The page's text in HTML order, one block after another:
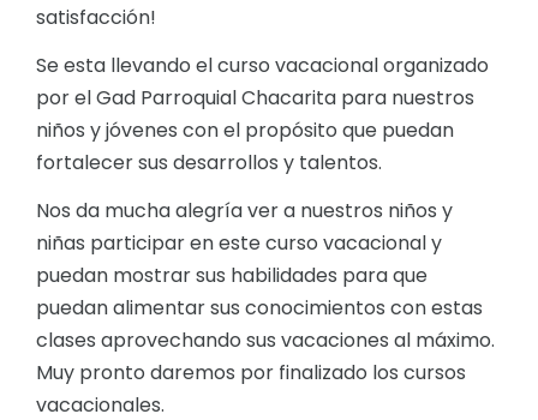
satisfacción!
Se esta llevando el curso vacacional organizado
por el Gad Parroquial Chacarita para nuestros
niños y jóvenes con el propósito que puedan
fortalecer sus desarrollos y talentos.
Nos da mucha alegría ver a nuestros niños y
niñas participar en este curso vacacional y
puedan mostrar sus habilidades para que
puedan alimentar sus conocimientos con estas
clases aprovechando sus vacaciones al máximo.
Muy pronto daremos por finalizado los cursos
vacacionales.